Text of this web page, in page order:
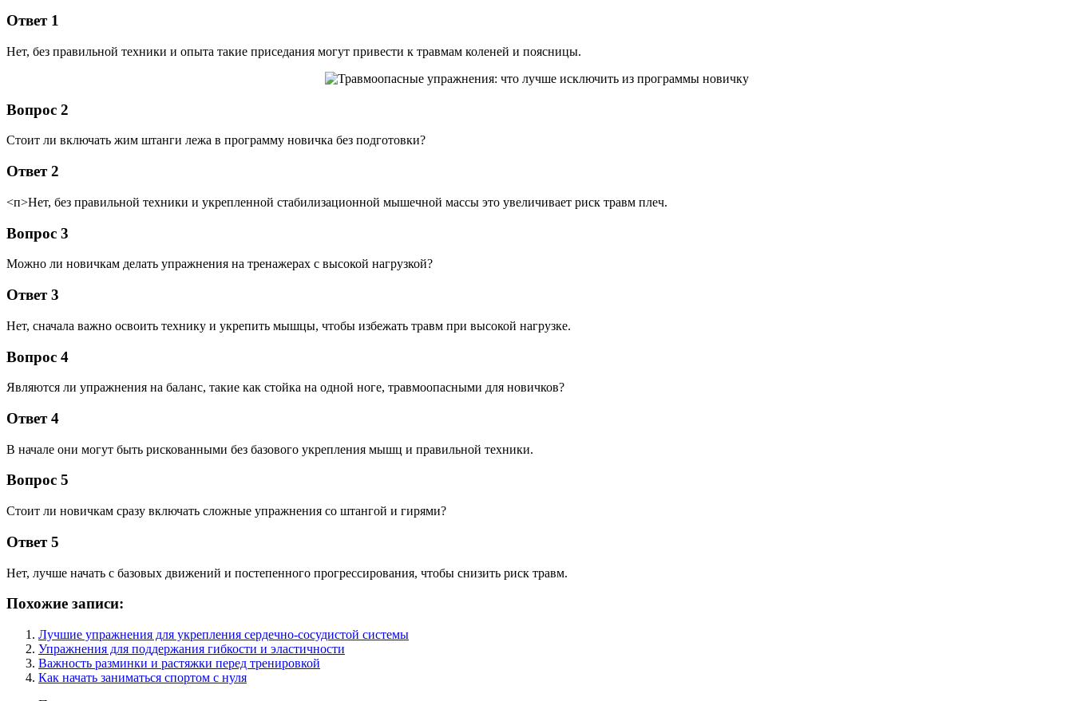
Ответ 1
Нет, без правильной техники и опыта такие приседания могут привести к травмам коленей и поясницы.
Вопрос 2
Стоит ли включать жим штанги лежа в программу новичка без подготовки?
Ответ 2
<п>Нет, без правильной техники и укрепленной стабилизационной мышечной массы это увеличивает риск травм плеч.
Вопрос 3
Можно ли новичкам делать упражнения на тренажерах с высокой нагрузкой?
Ответ 3
Нет, сначала важно освоить технику и укрепить мышцы, чтобы избежать травм при высокой нагрузке.
Вопрос 4
Являются ли упражнения на баланс, такие как стойка на одной ноге, травмоопасными для новичков?
Ответ 4
В начале они могут быть рискованными без базового укрепления мышц и правильной техники.
Вопрос 5
Стоит ли новичкам сразу включать сложные упражнения со штангой и гирями?
Ответ 5
Нет, лучше начать с базовых движений и постепенного прогрессирования, чтобы снизить риск травм.
Похожие записи:
Лучшие упражнения для укрепления сердечно-сосудистой системы
Упражнения для поддержания гибкости и эластичности
Важность разминки и растяжки перед тренировкой
Как начать заниматься спортом с нуля